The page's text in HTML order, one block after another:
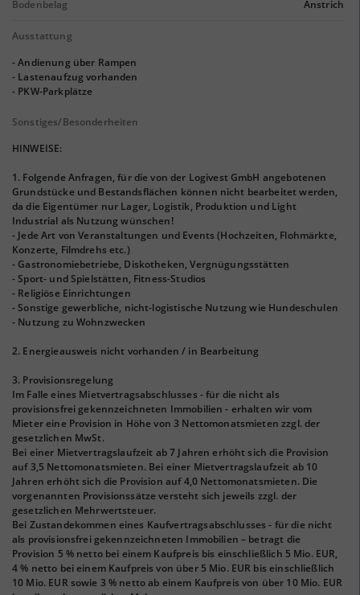
Bodenbelag Anstrich
Ausstattung
- Andienung über Rampen
- Lastenaufzug vorhanden
- PKW-Parkplätze
Sonstiges/Besonderheiten
HINWEISE:
1. Folgende Anfragen, für die von der Logivest GmbH angebotenen
Grundstücke und Bestandsflächen können nicht bearbeitet werden,
da die Eigentümer nur Lager, Logistik, Produktion und Light
Industrial als Nutzung wünschen!
- Jede Art von Veranstaltungen und Events (Hochzeiten, Flohmärkte,
Konzerte, Filmdrehs etc.)
- Gastronomiebetriebe, Diskotheken, Vergnügungsstätten
- Sport- und Spielstätten, Fitness-Studios
- Religiöse Einrichtungen
- Sonstige gewerbliche, nicht-logistische Nutzung wie Hundeschulen
- Nutzung zu Wohnzwecken
2. Energieausweis nicht vorhanden / in Bearbeitung
3. Provisionsregelung
Im Falle eines Mietvertragsabschlusses - für die nicht als
provisionsfrei gekennzeichneten Immobilien - erhalten wir vom
Mieter eine Provision in Höhe von 3 Nettomonatsmieten zzgl. der
gesetzlichen MwSt.
Bei einer Mietvertragslaufzeit ab 7 Jahren erhöht sich die Provision
auf 3,5 Nettomonatsmieten. Bei einer Mietvertragslaufzeit ab 10
Jahren erhöht sich die Provision auf 4,0 Nettomonatsmieten. Die
vorgenannten Provisionssätze versteht sich jeweils zzgl. der
gesetzlichen Mehrwertsteuer.
Bei Zustandekommen eines Kaufvertragsabschlusses - für die nicht
als provisionsfrei gekennzeichneten Immobilien – betragt die
Provision 5 % netto bei einem Kaufpreis bis einschließlich 5 Mio. EUR,
4 % netto bei einem Kaufpreis von über 5 Mio. EUR bis einschließlich
10 Mio. EUR sowie 3 % netto ab einem Kaufpreis von über 10 Mio. EUR